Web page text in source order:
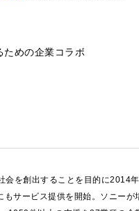
ための企業コラボ
会を創出することを目的に2014
サービス提供を開始。ソニーが
い合わせは以下のボタンか